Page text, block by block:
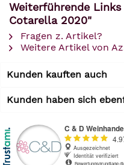
Weiterführende
Cotarella 2020"
Fragen z. Artikel?
Weitere Artikel von
Kunden kauften auch
Kunden haben sich